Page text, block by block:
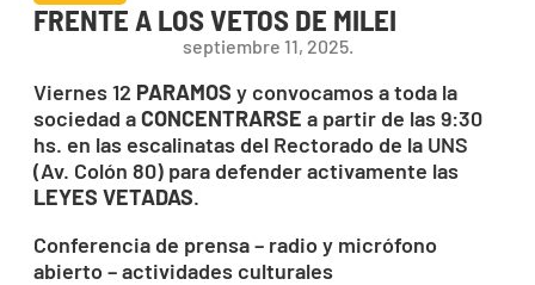
FRENTE A LOS VETOS DE MILEI
septiembre 11, 2025.
Viernes 12 PARAMOS y convocamos a toda la
sociedad aCONCENTRARSE a partir de las 9:30
hs. en las escalinatas del Rectorado de la UNS
(Av. Colón 80) para defender activamente las
LEYES VETADAS.
Conferencia de prensa – radio y micrófono
abierto – actividades culturales